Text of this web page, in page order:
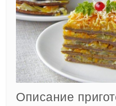
Описание